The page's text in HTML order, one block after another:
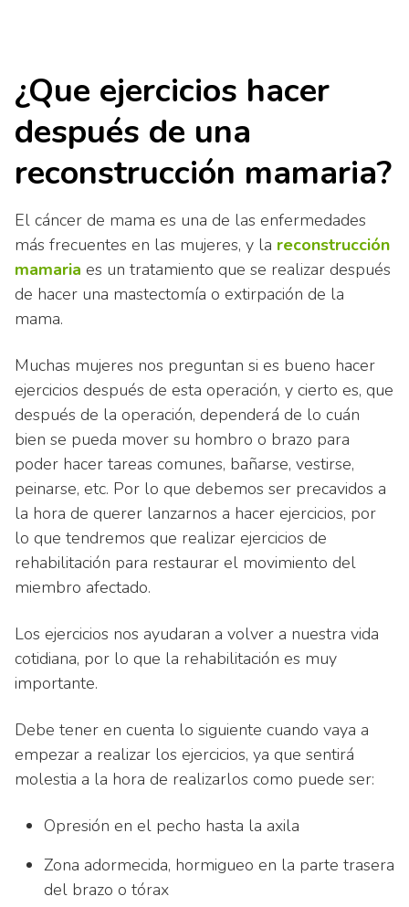
¿Que ejercicios hacer
después de una
reconstrucción mamaria?
El cáncer de mama es una de las enfermedades
más frecuentes en las mujeres, y la reconstrucción
mamaria es un tratamiento que se realizar después
de hacer una mastectomía o extirpación de la
mama.
Muchas mujeres nos preguntan si es bueno hacer
ejercicios después de esta operación, y cierto es, que
después de la operación, dependerá de lo cuán
bien se pueda mover su hombro o brazo para
poder hacer tareas comunes, bañarse, vestirse,
peinarse, etc. Por lo que debemos ser precavidos a
la hora de querer lanzarnos a hacer ejercicios, por
lo que tendremos que realizar ejercicios de
rehabilitación para restaurar el movimiento del
miembro afectado.
Los ejercicios nos ayudaran a volver a nuestra vida
cotidiana, por lo que la rehabilitación es muy
importante.
Debe tener en cuenta lo siguiente cuando vaya a
empezar a realizar los ejercicios, ya que sentirá
molestia a la hora de realizarlos como puede ser:
Opresión en el pecho hasta la axila
Zona adormecida, hormigueo en la parte trasera
del brazo o tórax